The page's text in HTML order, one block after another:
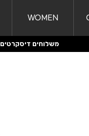
WOMEN
משלוחים דיסקרטים